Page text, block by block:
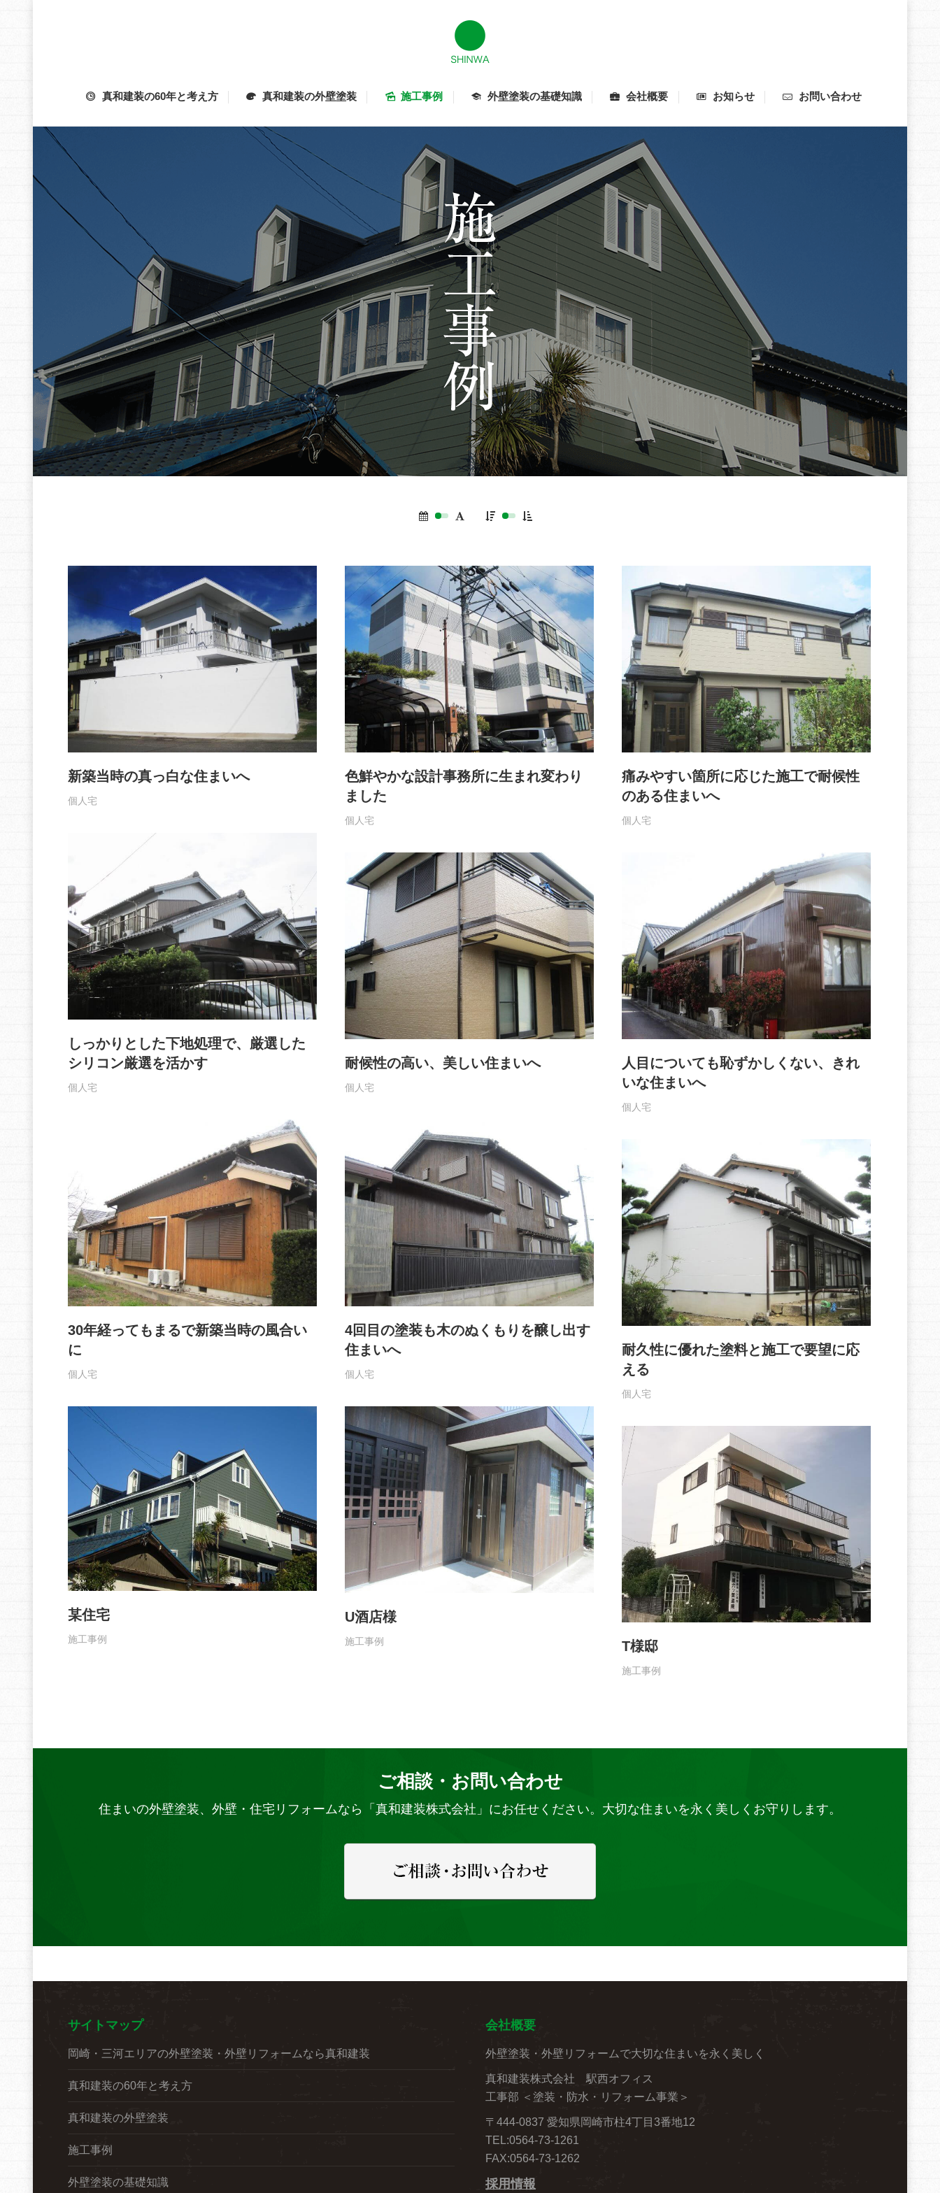
真和建装の60年と考え方 真和建装の外壁塗装 施工事例 外壁塗装の基礎知識 会社概要 お知らせ お問い合わせ
新築当時の真っ白な住まいへ
個人宅
色鮮やかな設計事務所に生まれ変わり
ました
個人宅
痛みやすい箇所に応じた施工で耐候性
のある住まいへ
個人宅
しっかりとした下地処理で、厳選した
シリコン厳選を活かす
個人宅
耐候性の高い、美しい住まいへ
個人宅
人目についても恥ずかしくない、きれ
いな住まいへ
個人宅
30年経ってもまるで新築当時の風合い
に
個人宅
4回目の塗装も木のぬくもりを醸し出す
住まいへ
個人宅
耐久性に優れた塗料と施工で要望に応
える
個人宅
某住宅
施工事例
U酒店様
施工事例 T様邸
施工事例
ご相談・お問い合わせ
住まいの外壁塗装、外壁・住宅リフォームなら「真和建装株式会社」にお任せください。大切な住まいを永く美しくお守りします。
サイトマップ
岡崎・三河エリアの外壁塗装・外壁リフォームなら真和建装
真和建装の60年と考え方
真和建装の外壁塗装
施工事例
外壁塗装の基礎知識
会社概要
外壁塗装・外壁リフォームで大切な住まいを永く美しく
真和建装株式会社 駅西オフィス
工事部 ＜塗装・防水・リフォーム事業＞
〒444-0837 愛知県岡崎市柱4丁目3番地12
TEL:0564-73-1261
FAX:0564-73-1262
採用情報